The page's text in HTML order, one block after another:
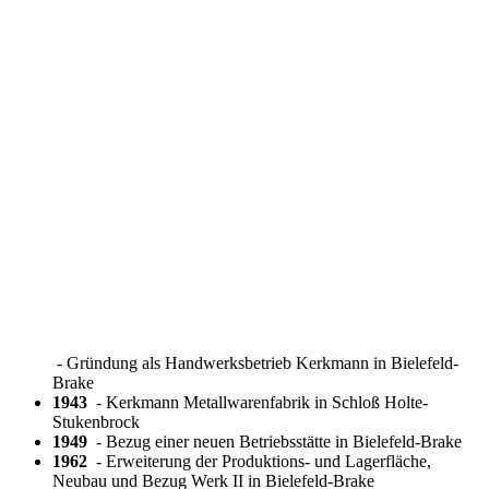
- Gründung als Handwerksbetrieb Kerkmann in Bielefeld-
Brake
1943 - Kerkmann Metallwarenfabrik in Schloß Holte-
Stukenbrock
1949 - Bezug einer neuen Betriebsstätte in Bielefeld-Brake
1962 - Erweiterung der Produktions- und Lagerfläche,
Neubau und Bezug Werk II in Bielefeld-Brake